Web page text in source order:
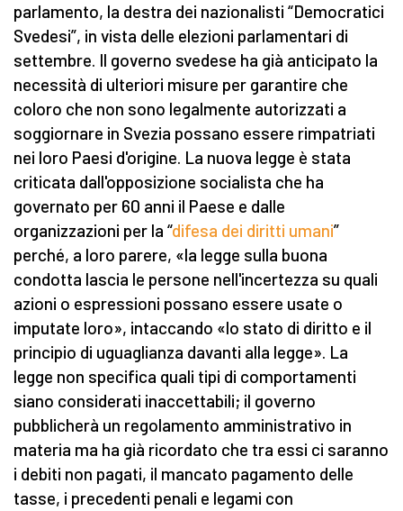
parlamento, la destra dei nazionalisti “Democratici
Svedesi”, in vista delle elezioni parlamentari di
settembre. Il governo svedese ha già anticipato la
necessità di ulteriori misure per garantire che
coloro che non sono legalmente autorizzati a
soggiornare in Svezia possano essere rimpatriati
nei loro Paesi d'origine. La nuova legge è stata
criticata dall'opposizione socialista che ha
governato per 60 anni il Paese e dalle
organizzazioni per la “difesa dei diritti umani”
perché, a loro parere, «la legge sulla buona
condotta lascia le persone nell'incertezza su quali
azioni o espressioni possano essere usate o
imputate loro», intaccando «lo stato di diritto e il
principio di uguaglianza davanti alla legge». La
legge non specifica quali tipi di comportamenti
siano considerati inaccettabili; il governo
pubblicherà un regolamento amministrativo in
materia ma ha già ricordato che tra essi ci saranno
i debiti non pagati, il mancato pagamento delle
tasse, i precedenti penali e legami con